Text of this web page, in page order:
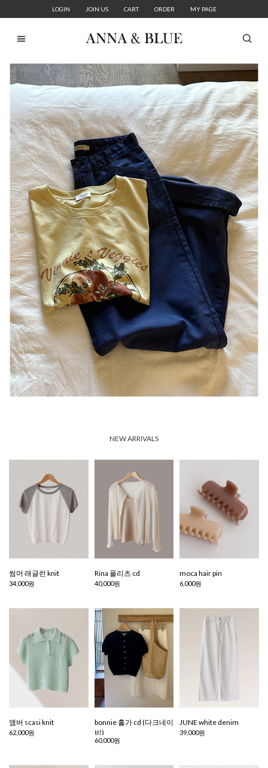
LOGIN JOIN US CART ORDER MY PAGE
NEW ARRIVALS
썸머 래글런 knit
34,000원
Rina 플리츠 cd
40,000원
moca hair pin
6,000원
앰버 scasi knit
62,000원
bonnie 홀가 cd (다크네이
비)
60,000원
JUNE white denim
39,000원